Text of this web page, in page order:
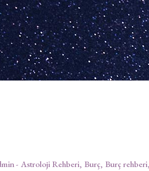
Astroloji Rehberi Burç Burç rehberi